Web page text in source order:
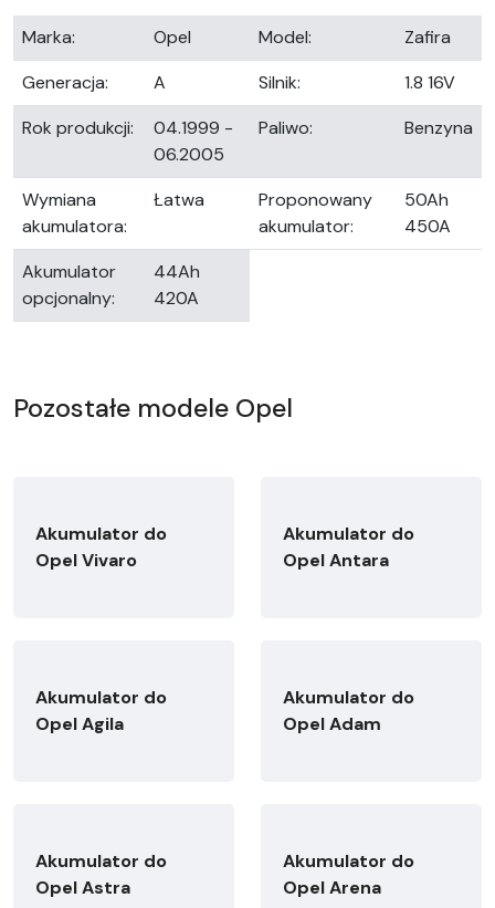
Marka: Opel Model:
Zafira
Generacja:
A Silnik:
1.8 16V
Rok produkcji:
04.1999 -
06.2005
Paliwo: Benzyna
Wymiana
akumulatora:
Łatwa
Proponowany
akumulator:
50Ah
450A
Akumulator
opcjonalny:
44Ah
420A
Pozostałe modele Opel
Akumulator do
Opel Vivaro
Akumulator do
Opel Antara
Akumulator do
Opel Agila
Akumulator do
Opel Adam
Akumulator do
Opel Astra
Akumulator do
Opel Arena